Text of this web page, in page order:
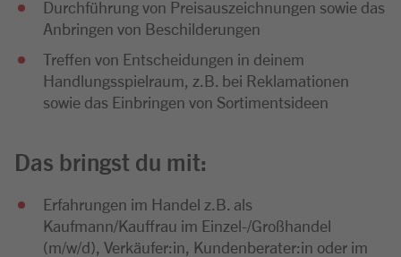
Durchführung von Preisauszeichnungen sowie das
Anbringen von Beschilderungen
Treffen von Entscheidungen in deinem
Handlungsspielraum, z.B. bei Reklamationen
sowie das Einbringen von Sortimentsideen
Das bringst du mit:
Erfahrungen im Handel z.B. als
Kaufmann/Kauffrau im Einzel-/Großhandel
(m/w/d), Verkäufer:in, Kundenberater:in oder im